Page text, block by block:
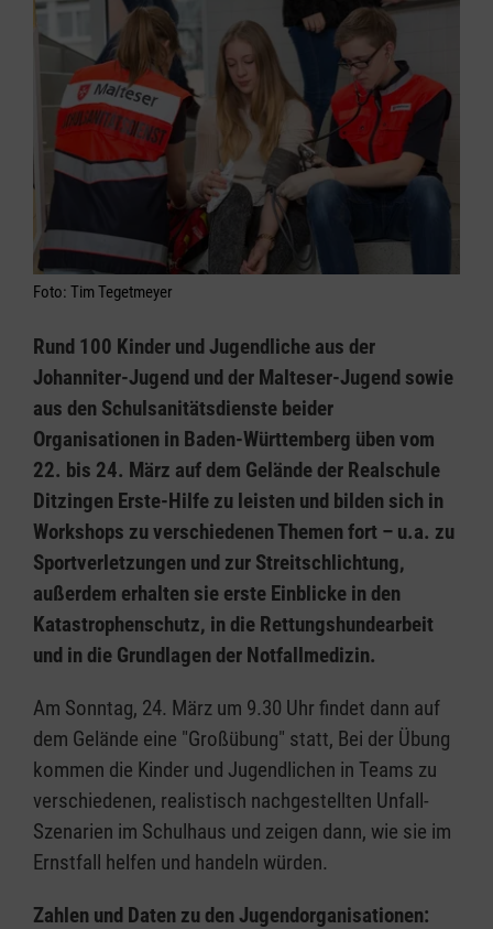
Foto: Tim Tegetmeyer
Rund 100 Kinder und Jugendliche aus der
Johanniter-Jugend und der Malteser-Jugend sowie
aus den Schulsanitätsdienste beider
Organisationen in Baden-Württemberg üben vom
22. bis 24. März auf dem Gelände der Realschule
Ditzingen Erste-Hilfe zu leisten und bilden sich in
Workshops zu verschiedenen Themen fort – u.a. zu
Sportverletzungen und zur Streitschlichtung,
außerdem erhalten sie erste Einblicke in den
Katastrophenschutz, in die Rettungshundearbeit
und in die Grundlagen der Notfallmedizin.
Am Sonntag, 24. März um 9.30 Uhr findet dann auf
dem Gelände eine "Großübung" statt, Bei der Übung
kommen die Kinder und Jugendlichen in Teams zu
verschiedenen, realistisch nachgestellten Unfall-
Szenarien im Schulhaus und zeigen dann, wie sie im
Ernstfall helfen und handeln würden.
Zahlen und Daten zu den Jugendorganisationen: